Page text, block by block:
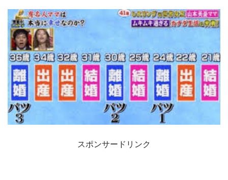
スポンサードリンク